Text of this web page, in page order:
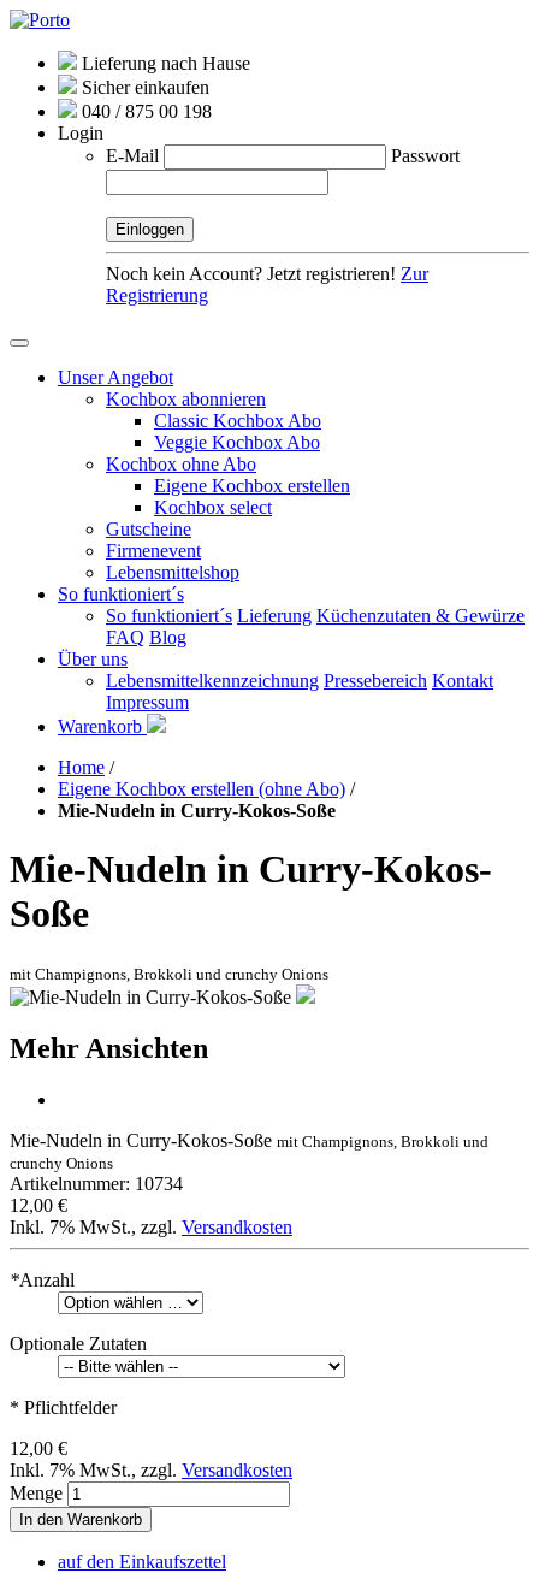
Lieferung nach Hause
Sicher einkaufen
040 / 875 00 198
Login
E-Mail
Passwort
Noch kein Account? Jetzt registrieren! Zur
Registrierung
Unser Angebot
Kochbox abonnieren
Classic Kochbox Abo
Veggie Kochbox Abo
Kochbox ohne Abo
Eigene Kochbox erstellen
Kochbox select
Gutscheine
Firmenevent
Lebensmittelshop
So funktioniert´s
So funktioniert´s Lieferung Küchenzutaten & Gewürze
FAQ Blog
Über uns
Lebensmittelkennzeichnung Pressebereich Kontakt
Impressum
Warenkorb
Home /
Eigene Kochbox erstellen (ohne Abo) /
Mie-Nudeln in Curry-Kokos-Soße
Mie-Nudeln in Curry-Kokos-
Soße
mit Champignons, Brokkoli und crunchy Onions
Mehr Ansichten
Mie-Nudeln in Curry-Kokos-Soße mit Champignons, Brokkoli und
crunchy Onions
Artikelnummer: 10734
12,00 €
Inkl. 7% MwSt., zzgl. Versandkosten
*Anzahl
Optionale Zutaten
* Pflichtfelder
12,00 €
Inkl. 7% MwSt., zzgl. Versandkosten
Menge
In den Warenkorb
auf den Einkaufszettel